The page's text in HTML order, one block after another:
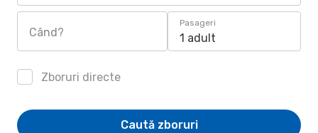
Când?
Pasageri
1 adult
Zboruri directe
Caută zboruri